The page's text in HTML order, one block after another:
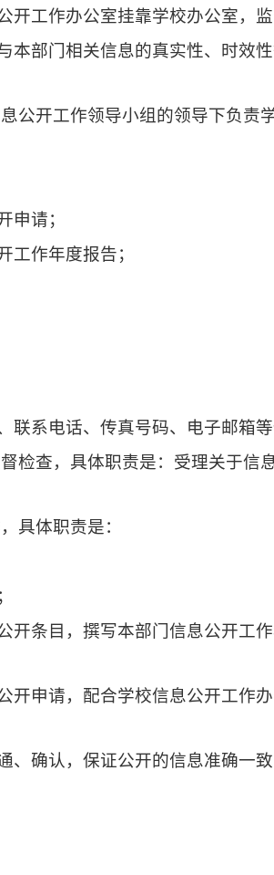
工作办公室挂靠学校办公室，
部门相关信息的真实性、时效
开工作领导小组的领导下负责
申请；
工作年度报告；
系电话、传真号码、电子邮箱等
检查，具体职责是：受理关于信
具体职责是：
开条目，撰写本部门信息公开工
开申请，配合学校信息公开工作
、确认，保证公开的信息准确一致